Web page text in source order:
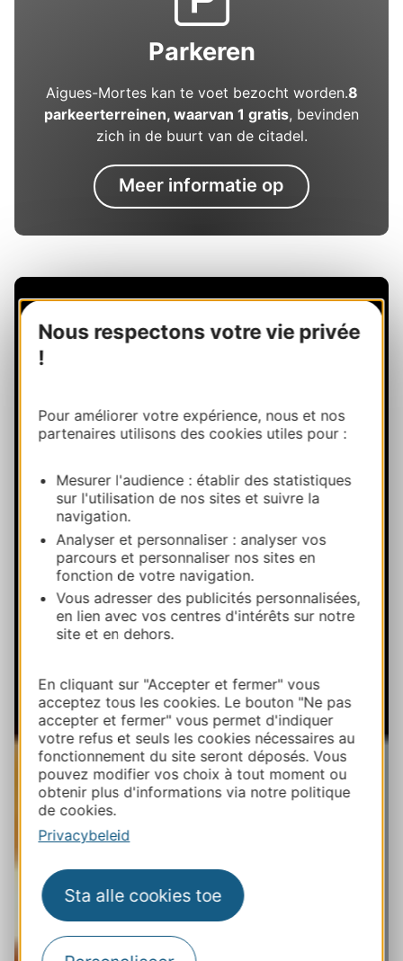
Nous respectons votre vie privée
!
Pour améliorer votre expérience, nous et nos
partenaires utilisons des cookies utiles pour :
Mesurer l'audience : établir des statistiques
sur l'utilisation de nos sites et suivre la
navigation.
Analyser et personnaliser : analyser vos
parcours et personnaliser nos sites en
fonction de votre navigation.
Vous adresser des publicités personnalisées,
en lien avec vos centres d'intérêts sur notre
site et en dehors.
En cliquant sur "Accepter et fermer" vous
acceptez tous les cookies. Le bouton "Ne pas
accepter et fermer" vous permet d'indiquer
votre refus et seuls les cookies nécessaires au
fonctionnement du site seront déposés. Vous
pouvez modifier vos choix à tout moment ou
obtenir plus d'informations via notre politique
de cookies.
Privacybeleid
Sta alle cookies toe
Parkeren
Aigues-Mortes kan te voet bezocht worden.8
parkeerterreinen, waarvan 1 gratis, bevinden
zich in de buurt van de citadel.
Meer informatie op